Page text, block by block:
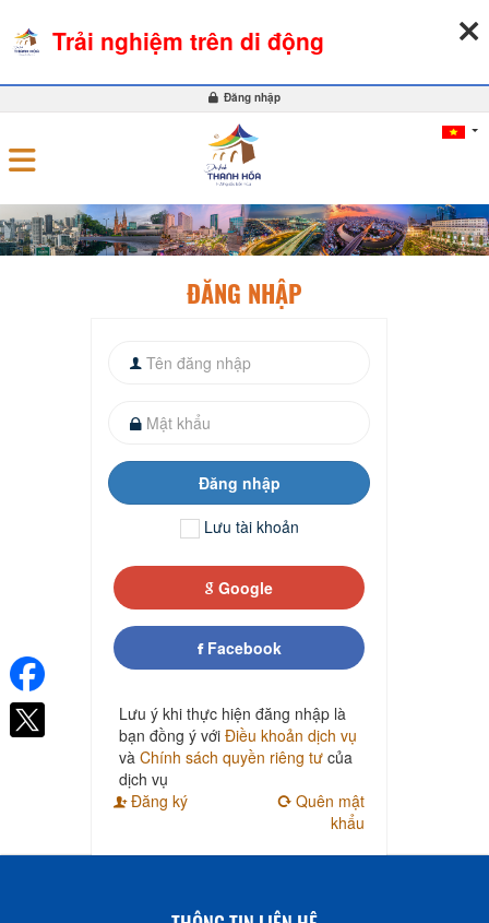
Đăng nhập
ĐĂNG NHẬP
Đăng nhập
Lưu tài khoản
Google
Facebook
Lưu ý khi thực hiện đăng nhập là
bạn đồng ý với Điều khoản dịch vụ
và Chính sách quyền riêng tư của
dịch vụ
Đăng ký
Quên mật
khẩu
Trải nghiệm trên di động